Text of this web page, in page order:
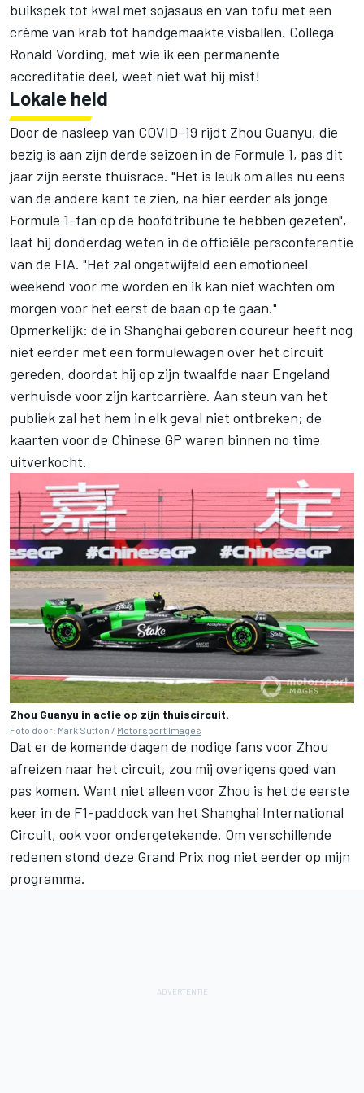
buikspek tot kwal met sojasaus en van tofu met een
crème van krab tot handgemaakte visballen. Collega
Ronald Vording, met wie ik een permanente
accreditatie deel, weet niet wat hij mist!
Lokale held
Door de nasleep van COVID-19 rijdt Zhou Guanyu, die
bezig is aan zijn derde seizoen in de Formule 1, pas dit
jaar zijn eerste thuisrace. "Het is leuk om alles nu eens
van de andere kant te zien, na hier eerder als jonge
Formule 1-fan op de hoofdtribune te hebben gezeten",
laat hij donderdag weten in de officiële persconferentie
van de FIA. "Het zal ongetwijfeld een emotioneel
weekend voor me worden en ik kan niet wachten om
morgen voor het eerst de baan op te gaan."
Opmerkelijk: de in Shanghai geboren coureur heeft nog
niet eerder met een formulewagen over het circuit
gereden, doordat hij op zijn twaalfde naar Engeland
verhuisde voor zijn kartcarrière. Aan steun van het
publiek zal het hem in elk geval niet ontbreken; de
kaarten voor de Chinese GP waren binnen no time
uitverkocht.
Zhou Guanyu in actie op zijn thuiscircuit.
Foto door: Mark Sutton / Motorsport Images
Dat er de komende dagen de nodige fans voor Zhou
afreizen naar het circuit, zou mij overigens goed van
pas komen. Want niet alleen voor Zhou is het de eerste
keer in de F1-paddock van het Shanghai International
Circuit, ook voor ondergetekende. Om verschillende
redenen stond deze Grand Prix nog niet eerder op mijn
programma.